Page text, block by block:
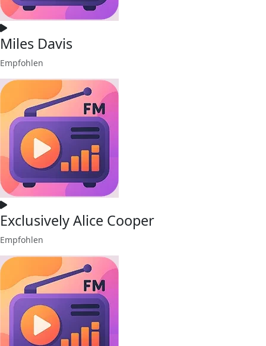
Miles Davis
Empfohlen
Exclusively Alice Cooper
Empfohlen